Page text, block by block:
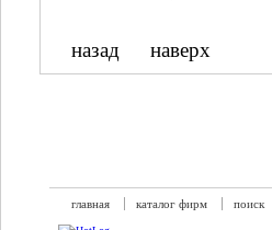
назад наверх
главная каталог фирм поиск